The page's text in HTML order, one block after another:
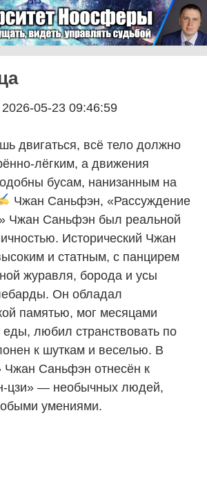
Ноосферы
05-23 09:46:59
двигаться, всё тело должно
лёгким, а движения
бусам, нанизанным на
Чжан Саньфэн, «Рассуждение
Чжан Саньфэн был реальной
Исторический Чжан
и статным, с панцирем
журавля, борода и усы
Он обладал
памятью, мог месяцами
еды, любил странствовать по
к шуткам и веселью. В
Саньфэн отнесён к
цзи» — необычных людей,
умениями.